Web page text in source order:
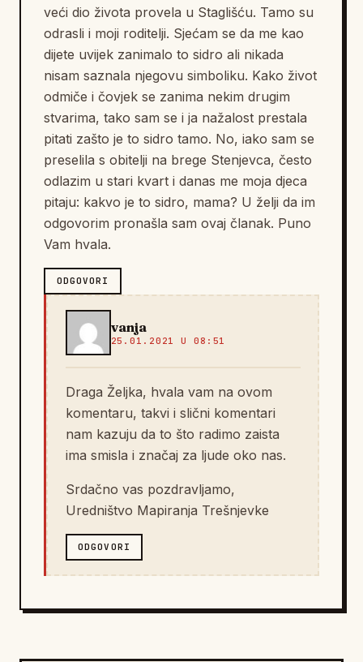
veći dio života provela u Staglišću. Tamo su
odrasli i moji roditelji. Sjećam se da me kao
dijete uvijek zanimalo to sidro ali nikada
nisam saznala njegovu simboliku. Kako život
odmiče i čovjek se zanima nekim drugim
stvarima, tako sam se i ja nažalost prestala
pitati zašto je to sidro tamo. No, iako sam se
preselila s obitelji na brege Stenjevca, često
odlazim u stari kvart i danas me moja djeca
pitaju: kakvo je to sidro, mama? U želji da im
odgovorim pronašla sam ovaj članak. Puno
Vam hvala.
ODGOVORI
vanja
25.01.2021 U 08:51
Draga Željka, hvala vam na ovom
komentaru, takvi i slični komentari
nam kazuju da to što radimo zaista
ima smisla i značaj za ljude oko nas.
Srdačno vas pozdravljamo,
Uredništvo Mapiranja Trešnjevke
ODGOVORI